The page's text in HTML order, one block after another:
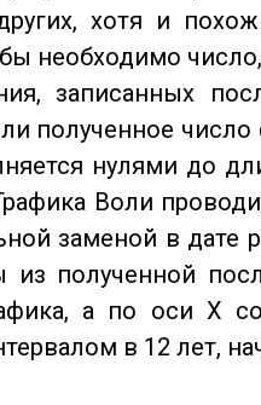
хотя и
необходимо
записанных
полученное
нулями до
Воли
заменой в дате
полученной
а по оси X
в 12 лет,